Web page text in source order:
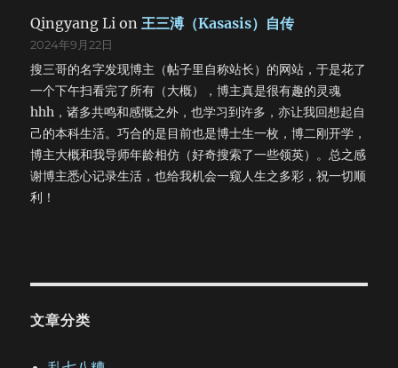
Qingyang Li on 王三溥（Kasasis）自传
2024年9月22日
搜三哥的名字发现博主（帖子里自称站长）的网站，于是花了
一个下午扫看完了所有（大概），博主真是很有趣的灵魂
hhh，诸多共鸣和感慨之外，也学习到许多，亦让我回想起自
己的本科生活。巧合的是目前也是博士生一枚，博二刚开学，
博主大概和我导师年龄相仿（好奇搜索了一些领英）。总之感
谢博主悉心记录生活，也给我机会一窥人生之多彩，祝一切顺
利！
文章分类